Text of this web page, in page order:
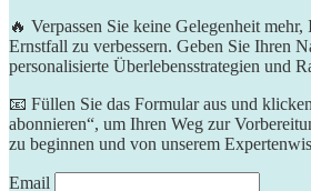
🔥 Verpassen Sie keine Gelegenheit
Ernstfall zu verbessern. Geben Sie Ihren
personalisierte Überlebensstrategien und
📧 Füllen Sie das Formular aus und
abonnieren“, um Ihren Weg zur
zu beginnen und von unserem
Email